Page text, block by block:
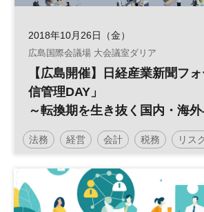
2018年10月26日（金）
広島国際会議場 大会議室ダリア
【広島開催】日経産業新聞フ
信管理DAY」
～転換期を生き抜く国内・海
考える～
法務 経営 会計 税務 リス
倒産 信用リスク 債権
海外与信管理 財務 カントリーリ